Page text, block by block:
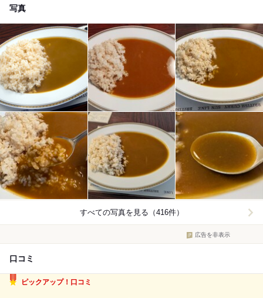
写真
すべての写真を見る（416件）
広告を非表示
口コミ
ピックアップ！口コミ